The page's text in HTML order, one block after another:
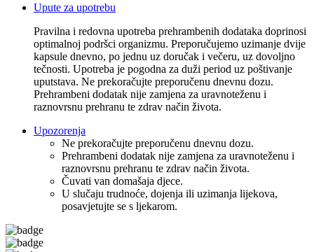
Upute za upotrebu
Pravilna i redovna upotreba prehrambenih dodataka doprinosi
optimalnoj podršci organizmu. Preporučujemo uzimanje dvije
kapsule dnevno, po jednu uz doručak i večeru, uz dovoljno
tečnosti. Upotreba je pogodna za duži period uz poštivanje
uputstava. Ne prekoračujte preporučenu dnevnu dozu.
Prehrambeni dodatak nije zamjena za uravnoteženu i
raznovrsnu prehranu te zdrav način života.
Upozorenja
Ne prekoračujte preporučenu dnevnu dozu.
Prehrambeni dodatak nije zamjena za uravnoteženu i
raznovrsnu prehranu te zdrav način života.
Čuvati van domašaja djece.
U slučaju trudnoće, dojenja ili uzimanja lijekova,
posavjetujte se s ljekarom.